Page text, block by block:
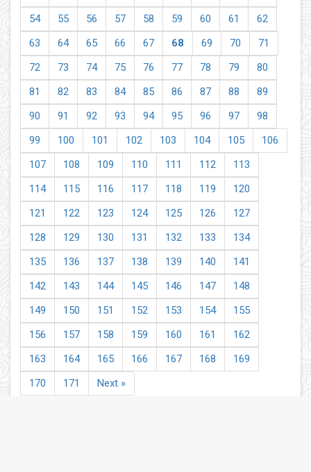
54
55 56 57 58 59 60 61
62
63
64 65 66 67 68 69 70
71
72
73 74 75 76 77 78 79
80
81
82 83 84 85 86 87 88
89
90
91 92 93 94 95 96 97
98
99
100 101 102 103 104 105
106
107
108 109 110 111 112
113
114
115 116 117 118 119
120
121
122 123 124 125 126
127
128
129 130 131 132 133
134
135
136 137 138 139 140
141
142
143 144 145 146 147
148
149
150 151 152 153 154
155
156
157 158 159 160 161
162
163
164 165 166 167 168
169
170
171 Next »